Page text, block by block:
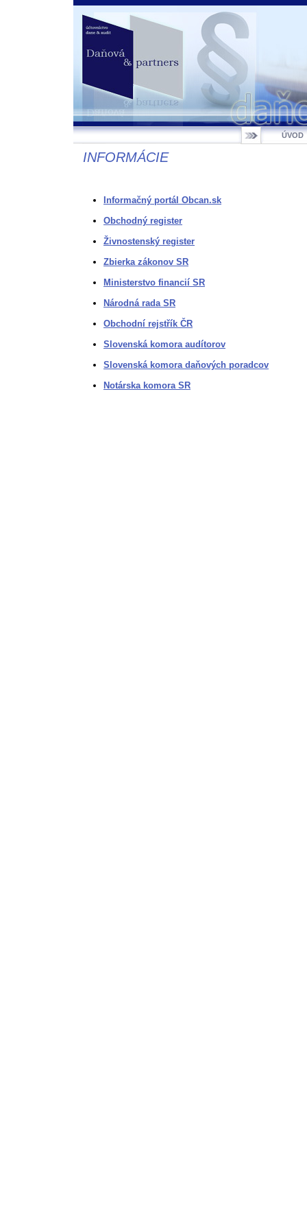
ÚVOD
INFORMÁCIE
Informačný portál Obcan.sk
Obchodný register
Živnostenský register
Zbierka zákonov SR
Ministerstvo financií SR
Národná rada SR
Obchodní rejstřík ČR
Slovenská komora audítorov
Slovenská komora daňových poradcov
Notárska komora SR